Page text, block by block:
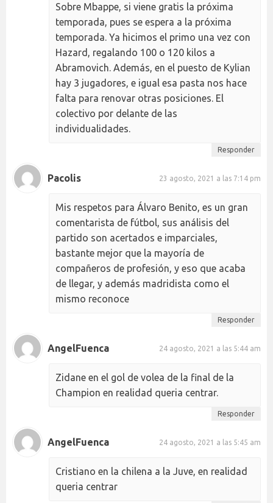
Sobre Mbappe, si viene gratis la próxima
temporada, pues se espera a la próxima
temporada. Ya hicimos el primo una vez con
Hazard, regalando 100 o 120 kilos a
Abramovich. Además, en el puesto de Kylian
hay 3 jugadores, e igual esa pasta nos hace
falta para renovar otras posiciones. El
colectivo por delante de las
individualidades.
Responder
Pacolis 23 agosto, 2021 a las 7:14 pm
Mis respetos para Álvaro Benito, es un gran
comentarista de fútbol, sus análisis del
partido son acertados e imparciales,
bastante mejor que la mayoría de
compañeros de profesión, y eso que acaba
de llegar, y además madridista como el
mismo reconoce
Responder
AngelFuenca 24 agosto, 2021 a las 5:44 am
Zidane en el gol de volea de la final de la
Champion en realidad queria centrar.
Responder
AngelFuenca 24 agosto, 2021 a las 5:45 am
Cristiano en la chilena a la Juve, en realidad
queria centrar